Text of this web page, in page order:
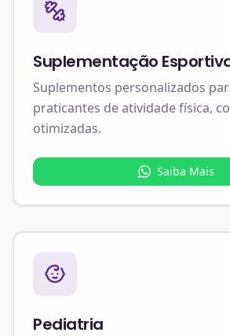
Suplementação
Suplementos personalizados
praticantes de atividade física,
otimizadas.
Saiba Mais
Pediatria